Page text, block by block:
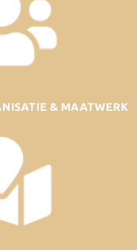
& MAATWERK